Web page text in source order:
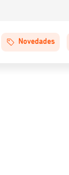
Novedades